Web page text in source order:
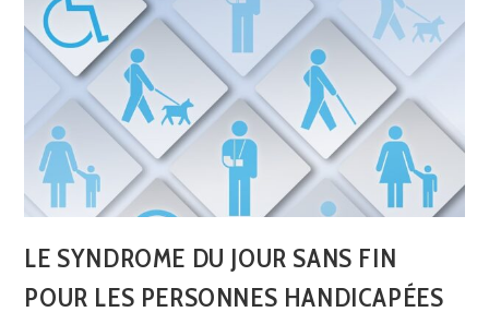
LE SYNDROME DU JOUR SANS FIN
POUR LES PERSONNES HANDICAPÉES